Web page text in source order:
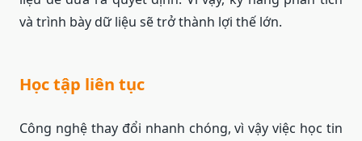
và trình bày dữ liệu sẽ trở thành lợi thế lớn.
Học tập liên tục
Công nghệ thay đổi nhanh chóng, vì vậy việc học tin